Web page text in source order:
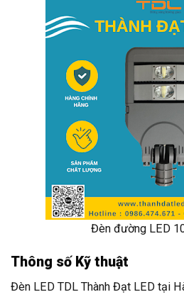
Đèn đường LED
Thông số Kỹ thuật
Đèn LED TDL Thành Đạt LED tại